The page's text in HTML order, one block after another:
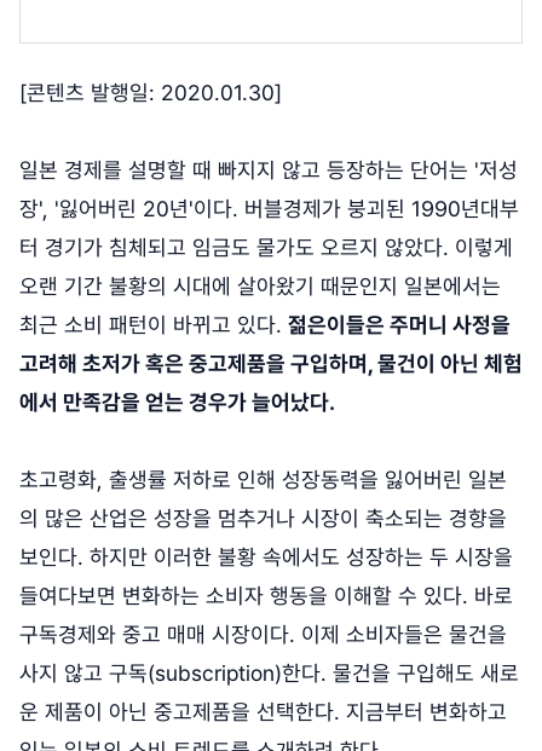
[콘텐츠 발행일: 2020.01.30]
일본 경제를 설명할 때 빠지지 않고 등장하는 단어는 '저성
장', '잃어버린 20년'이다. 버블경제가 붕괴된 1990년대부
터 경기가 침체되고 임금도 물가도 오르지 않았다. 이렇게
오랜 기간 불황의 시대에 살아왔기 때문인지 일본에서는
최근 소비 패턴이 바뀌고 있다. 젊은이들은 주머니 사정을
고려해 초저가 혹은 중고제품을 구입하며, 물건이 아닌 체험
에서 만족감을 얻는 경우가 늘어났다.
초고령화, 출생률 저하로 인해 성장동력을 잃어버린 일본
의 많은 산업은 성장을 멈추거나 시장이 축소되는 경향을
보인다. 하지만 이러한 불황 속에서도 성장하는 두 시장을
들여다보면 변화하는 소비자 행동을 이해할 수 있다. 바로
구독경제와 중고 매매 시장이다. 이제 소비자들은 물건을
사지 않고 구독(subscription)한다. 물건을 구입해도 새로
운 제품이 아닌 중고제품을 선택한다. 지금부터 변화하고